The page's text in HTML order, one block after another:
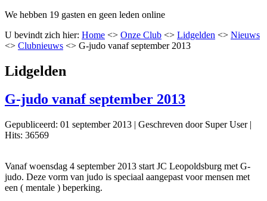
We hebben 19 gasten en geen leden online
U bevindt zich hier: Home <> Onze Club <> Lidgelden <> Nieuws
<> Clubnieuws <> G-judo vanaf september 2013
Lidgelden
G-judo vanaf september 2013
Gepubliceerd: 01 september 2013 | Geschreven door Super User|
Hits: 36569
Vanaf woensdag 4 september 2013 start JC Leopoldsburg met G-
judo. Deze vorm van judo is speciaal aangepast voor mensen met
een ( mentale ) beperking.